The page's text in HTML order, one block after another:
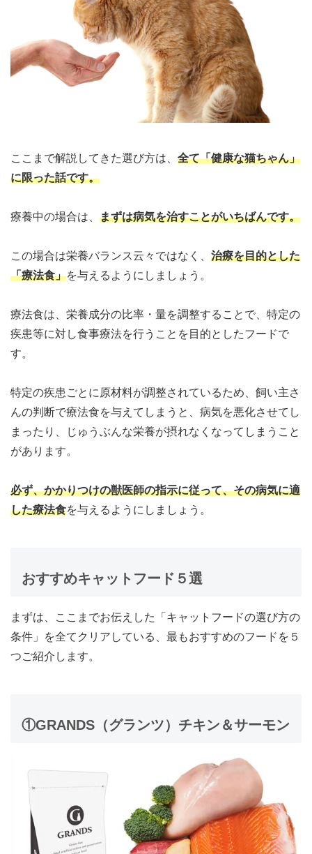
ここまで解説してきた選び方は、 全て「健康な猫ちゃん」
に限った話です。
療養中の場合は、 まずは病気を治すことがいちばんです。
この場合は栄養バランス云々ではなく、 治療を目的とした
「療法食」を与えるようにしましょう。
療法食は、栄養成分の比率・量を調整することで、特定の
疾患等に対し食事療法を行うことを目的としたフードで
す。
特定の疾患ごとに原材料が調整されているため、飼い主さ
んの判断で療法食を与えてしまうと、病気を悪化させてし
まったり、じゅうぶんな栄養が摂れなくなってしまうこと
があります。
必ず、かかりつけの獣医師の指示に従って、その病気に適
した療法食を与えるようにしましょう。
おすすめキャットフード５選
まずは、ここまでお伝えした「キャットフードの選び方の
条件」を全てクリアしている、最もおすすめのフードを５
つご紹介します。
①GRANDS（グランツ）チキン＆サーモン